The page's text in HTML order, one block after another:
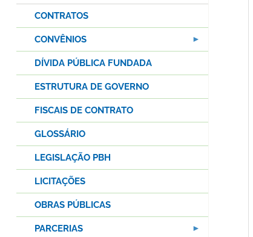
CONTRATOS
CONVÊNIOS
DÍVIDA PÚBLICA FUNDADA
ESTRUTURA DE GOVERNO
FISCAIS DE CONTRATO
GLOSSÁRIO
LEGISLAÇÃO PBH
LICITAÇÕES
OBRAS PÚBLICAS
PARCERIAS